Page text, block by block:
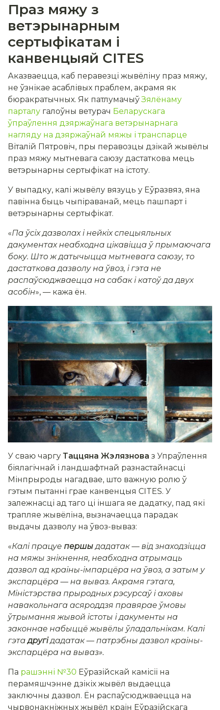
Праз мяжу з
ветэрынарным
сертыфікатам і
канвенцыяй CITES
Аказваецца, каб перавезці жывёліну праз мяжу,
не ўзнікае асаблівых праблем, акрамя як
бюракратычных. Як патлумачыўЗялёнаму
парталу галоўны ветурач Беларускага
ўпраўлення дзяржаўнага ветэрынарнага
нагляду на дзяржаўнай мяжы і транспарце
Віталій Пятровіч, пры перавозцы дзікай жывёлы
праз мяжу мытневага саюзу дастаткова мець
ветэрынарны сертыфікат на істоту.
У выпадку, калі жывёлу вязуць у Еўразвяз, яна
павінна быць чыпіраванай, мець пашпарт і
ветэрынарны сертыфікат.
«Па ўсіх дазволах і нейкіх спецыяльных
дакументах неабходна цікавіцца ў прымаючага
боку. Што ж датычыцца мытневага саюзу, то
дастаткова дазволу на ўвоз, і гэта не
распаўсюджваецца на сабак і катоў да двух
асобін», — кажа ён.
У сваю чаргу Таццяна Жэлязнова з Упраўлення
біялагічнай і ландшафтнай разнастайнасці
Мінпрыроды нагадвае, што важную ролю ў
гэтым пытанні грае канвенцыя CITES. У
залежнасці ад таго ці іншага яе дадатку, пад які
трапляе жывёліна, вызначаецца парадак
выдачы дазволу на ўвоз-вываз:
«Калі працуе першыдадатак — від знаходзіцца
на мяжы знікнення, неабходна атрымаць
дазвол ад краіны-імпарцёра на ўвоз, а затым у
экспарцёра — на вываз. Акрамя гэтага,
Міністэрства прыродных рэсурсаў і аховы
навакольнага асяроддзя правярае ўмовы
ўтрымання жывой істоты і дакументы на
законнае набыццё жывёлы ўладальнікам. Калі
гэтадругідадатак — патрэбны дазвол краіны-
экспарцёра на вываз».
Па рашэнні №30 Еўразійскай камісіі на
перамяшчэнне дзікіх жывёл выдаецца
заключны дазвол. Ён распаўсюджваецца на
чырвонакніжных жывёл краін Еўразійскага